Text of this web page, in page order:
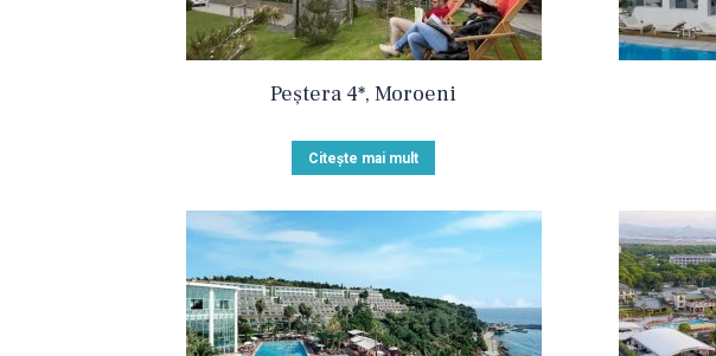
Peștera 4*, Moroeni
Citește mai mult